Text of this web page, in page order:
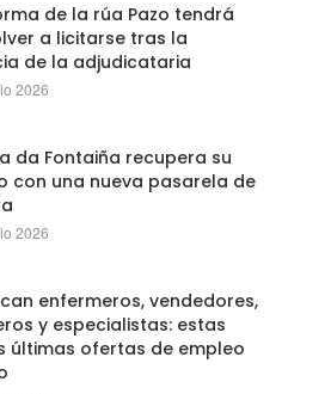
de la rúa Pazo tendrá
a licitarse tras la
de la adjudicataria
2026
da Fontaiña recupera su
con una nueva pasarela de
2026
enfermeros, vendedores,
y especialistas: estas
últimas ofertas de empleo